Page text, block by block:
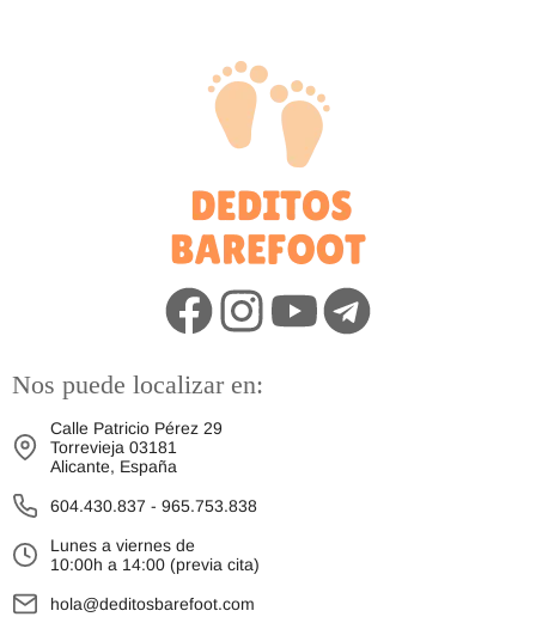
Nos puede localizar en:
Calle Patricio Pérez 29
Torrevieja 03181
Alicante, España
604.430.837 - 965.753.838
Lunes a viernes de
10:00h a 14:00 (previa cita)
hola@deditosbarefoot.com